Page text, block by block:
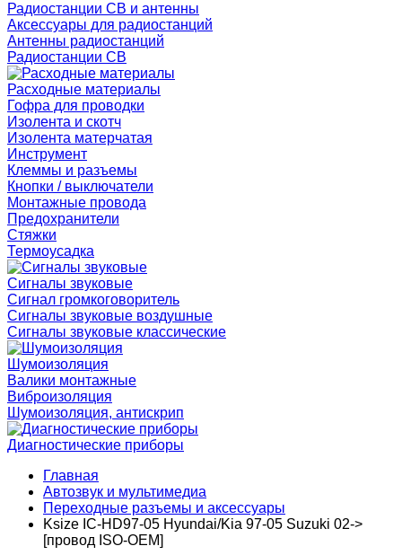
Радиостанции CB и антенны
Аксессуары для радиостанций
Антенны радиостанций
Радиостанции CB
Расходные материалы
Гофра для проводки
Изолента и скотч
Изолента матерчатая
Инструмент
Клеммы и разъемы
Кнопки / выключатели
Монтажные провода
Предохранители
Стяжки
Термоусадка
Сигналы звуковые
Сигнал громкоговоритель
Сигналы звуковые воздушные
Сигналы звуковые классические
Шумоизоляция
Валики монтажные
Виброизоляция
Шумоизоляция, антискрип
Диагностические приборы
Главная
Автозвук и мультимедиа
Переходные разъемы и аксессуары
Ksize IC-HD97-05 Hyundai/Kia 97-05 Suzuki 02->
[провод ISO-OEM]